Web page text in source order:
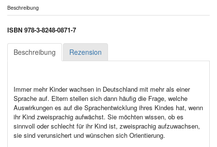
Beschreibung
ISBN 978-3-8248-0871-7
Beschreibung Rezension
Immer mehr Kinder wachsen in Deutschland mit mehr als einer
Sprache auf. Eltern stellen sich dann häufig die Frage, welche
Auswirkungen es auf die Sprachentwicklung ihres Kindes hat, wenn
ihr Kind zweisprachig aufwächst. Sie möchten wissen, ob es
sinnvoll oder schlecht für ihr Kind ist, zweisprachig aufzuwachsen,
sie sind verunsichert und wünschen sich Orientierung.